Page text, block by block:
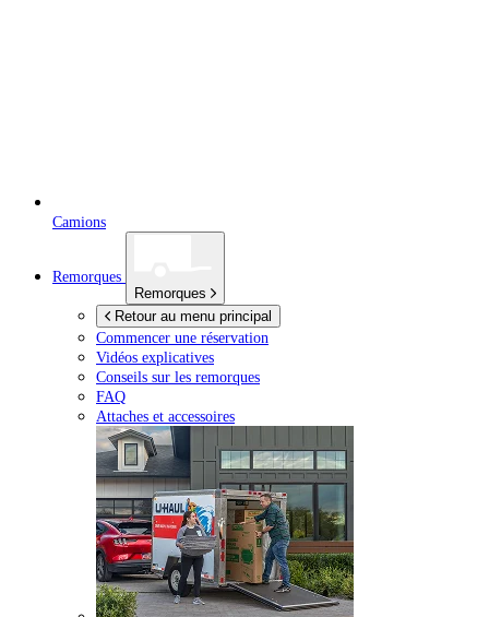
Camions
Remorques
Remorques
Retour au menu principal
Commencer une réservation
Vidéos explicatives
Conseils sur les remorques
FAQ
Attaches et accessoires